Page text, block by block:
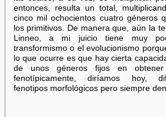
entonces, resulta un total,
cinco mil ochocientos cuatro géneros
los primitivos. De manera que, aún la
Linneo, a mi juicio tiene muy
transformismo o el evolucionismo
lo que ocurre es que hay cierta
de unos géneros fijos en obtener
fenotípicamente, diríamos hoy,
fenotipos morfológicos pero siempre